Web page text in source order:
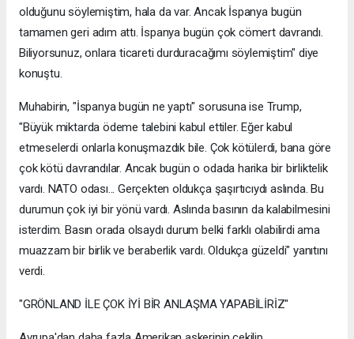
olduğunu söylemiştim, hala da var. Ancak İspanya bugün
tamamen geri adım attı. İspanya bugün çok cömert davrandı.
Biliyorsunuz, onlara ticareti durduracağımı söylemiştim" diye
konuştu.
Muhabirin, "İspanya bugün ne yaptı" sorusuna ise Trump,
"Büyük miktarda ödeme talebini kabul ettiler. Eğer kabul
etmeselerdi onlarla konuşmazdık bile. Çok kötülerdi, bana göre
çok kötü davrandılar. Ancak bugün o odada harika bir birliktelik
vardı. NATO odası... Gerçekten oldukça şaşırtıcıydı aslında. Bu
durumun çok iyi bir yönü vardı. Aslında basının da kalabilmesini
isterdim. Basın orada olsaydı durum belki farklı olabilirdi ama
muazzam bir birlik ve beraberlik vardı. Oldukça güzeldi" yanıtını
verdi.
"GRÖNLAND İLE ÇOK İYİ BİR ANLAŞMA YAPABİLİRİZ"